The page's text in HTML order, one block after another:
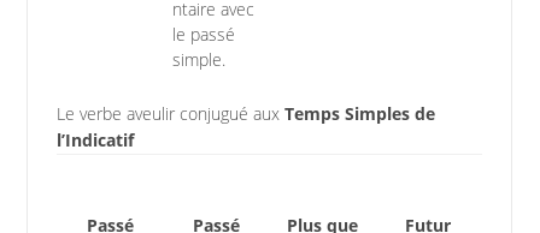
ntaire avec
le passé
simple.
Le verbe aveulir conjugué aux Temps Simples de
l’Indicatif
Passé
Passé
Plus que
Futur